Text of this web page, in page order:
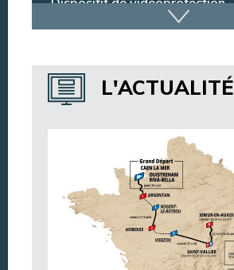
Dispositif de vidéoprotection
Annuaire des services
Annuaire des associations
Argentan Aujourd’hui
L'ACTUALITÉ